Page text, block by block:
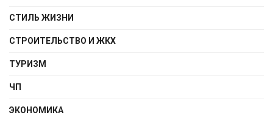
СТИЛЬ ЖИЗНИ
СТРОИТЕЛЬСТВО И ЖКХ
ТУРИЗМ
ЧП
ЭКОНОМИКА